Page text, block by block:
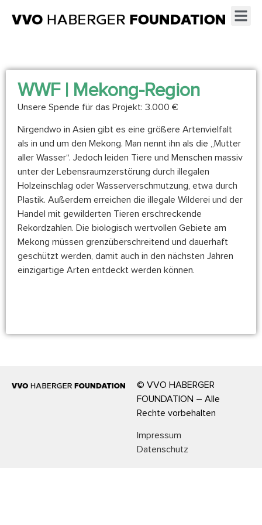
WWF | Mekong-Region
Unsere Spende für das Projekt: 3.000 €
Nirgendwo in Asien gibt es eine größere Artenvielfalt
als in und um den Mekong. Man nennt ihn als die „Mutter
aller Wasser“. Jedoch leiden Tiere und Menschen massiv
unter der Lebensraumzerstörung durch illegalen
Holzeinschlag oder Wasserverschmutzung, etwa durch
Plastik. Außerdem erreichen die illegale Wilderei und der
Handel mit gewilderten Tieren erschreckende
Rekordzahlen. Die biologisch wertvollen Gebiete am
Mekong müssen grenzüberschreitend und dauerhaft
geschützt werden, damit auch in den nächsten Jahren
einzigartige Arten entdeckt werden können.
© VVO HABERGER
FOUNDATION – Alle
Rechte vorbehalten
Impressum
Datenschutz